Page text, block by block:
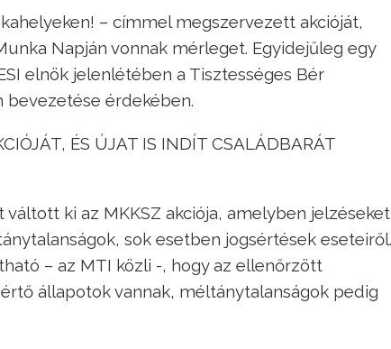
– címmel megszervezett akcióját,
Napján vonnak mérleget. Egyidejűleg egy
elnök jelenlétében a Tisztességes Bér
érdekében.
ÉS ÚJAT IS INDÍT CSALÁDBARÁT
ki az MKKSZ akciója, amelyben jelzéseket
sok esetben jogsértések eseteiről.
– az MTI közli -, hogy az ellenőrzött
állapotok vannak, méltánytalanságok pedig